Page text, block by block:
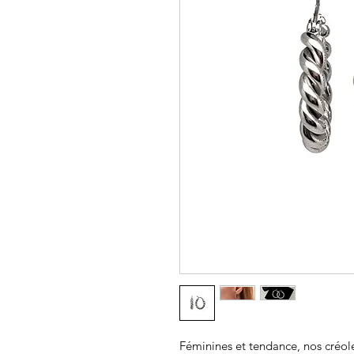
Féminines et tendance, nos